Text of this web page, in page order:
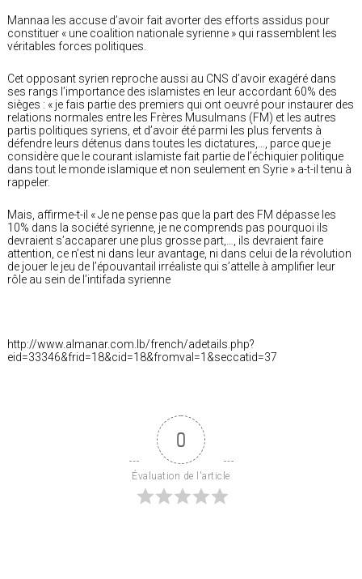
Mannaa les accuse d’avoir fait avorter des efforts assidus pour
constituer « une coalition nationale syrienne » qui rassemblent les
véritables forces politiques.
Cet opposant syrien reproche aussi au CNS d’avoir exagéré dans
ses rangs l’importance des islamistes en leur accordant 60% des
sièges : « je fais partie des premiers qui ont oeuvré pour instaurer des
relations normales entre les Frères Musulmans (FM) et les autres
partis politiques syriens, et d’avoir été parmi les plus fervents à
défendre leurs détenus dans toutes les dictatures,…, parce que je
considère que le courant islamiste fait partie de l’échiquier politique
dans tout le monde islamique et non seulement en Syrie » a-t-il tenu à
rappeler.
Mais, affirme-t-il « Je ne pense pas que la part des FM dépasse les
10% dans la société syrienne, je ne comprends pas pourquoi ils
devraient s’accaparer une plus grosse part,…, ils devraient faire
attention, ce n’est ni dans leur avantage, ni dans celui de la révolution
de jouer le jeu de l’épouvantail irréaliste qui s’attelle à amplifier leur
rôle au sein de l’intifada syrienne
http://www.almanar.com.lb/french/adetails.php?
eid=33346&frid=18&cid=18&fromval=1&seccatid=37
0
Évaluation de l'article